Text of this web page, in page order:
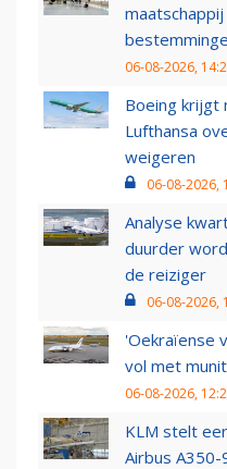
06-08-2026,
Boeing krijgt
Lufthansa
weigeren
06-08-2026,
Analyse
duurder
de reiziger
06-08-2026,
'Oekraïense
vol met
06-08-2026,
KLM stelt
Airbus